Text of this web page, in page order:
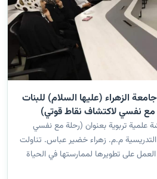
الزهراء (عليها السلام) للبنات
مع نفسي لاكتشاف نقاط قوتي)
علمية تربوية بعنوان (رحلة مع نفسي
م.م. زهراء خضير عباس. تناولت
على تطويرها لممارستها في الحياة
لوصول الانسان الى حالة من